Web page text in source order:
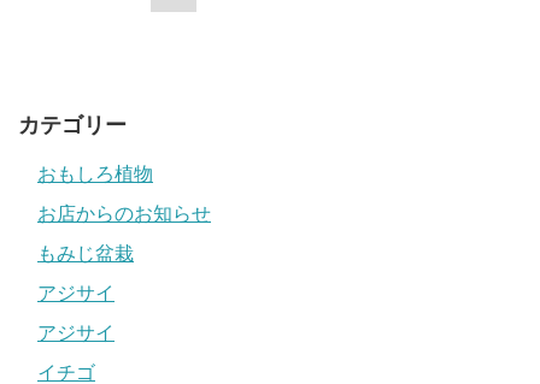
カテゴリー
おもしろ植物
お店からのお知らせ
もみじ盆栽
アジサイ
アジサイ
イチゴ